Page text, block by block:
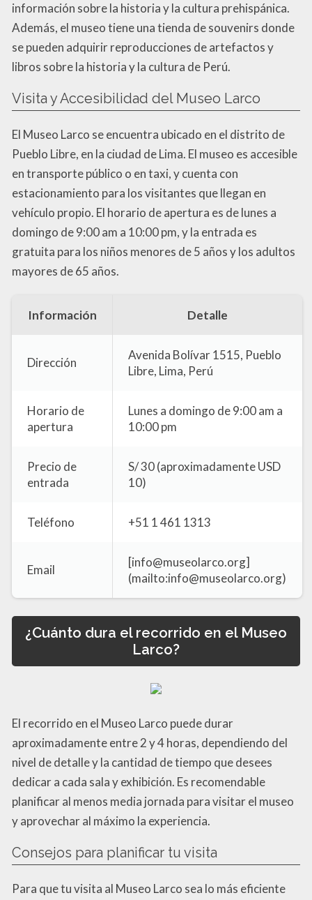
información sobre la historia y la cultura prehispánica.
Además, el museo tiene una tienda de souvenirs donde
se pueden adquirir reproducciones de artefactos y
libros sobre la historia y la cultura de Perú.
Visita y Accesibilidad del Museo Larco
El Museo Larco se encuentra ubicado en el distrito de
Pueblo Libre, en la ciudad de Lima. El museo es accesible
en transporte público o en taxi, y cuenta con
estacionamiento para los visitantes que llegan en
vehículo propio. El horario de apertura es de lunes a
domingo de 9:00 am a 10:00 pm, y la entrada es
gratuita para los niños menores de 5 años y los adultos
mayores de 65 años.
Información Detalle
Dirección
Avenida Bolívar 1515, Pueblo
Libre, Lima, Perú
Horario de
apertura
Lunes a domingo de 9:00 am a
10:00 pm
Precio de
entrada
S/ 30 (aproximadamente USD
10)
Teléfono +51 1 461 1313
Email
[info@museolarco.org]
(mailto:info@museolarco.org)
¿Cuánto dura el recorrido en el Museo
Larco?
El recorrido en el Museo Larco puede durar
aproximadamente entre 2 y 4 horas, dependiendo del
nivel de detalle y la cantidad de tiempo que desees
dedicar a cada sala y exhibición. Es recomendable
planificar al menos media jornada para visitar el museo
y aprovechar al máximo la experiencia.
Consejos para planificar tu visita
Para que tu visita al Museo Larco sea lo más eficiente